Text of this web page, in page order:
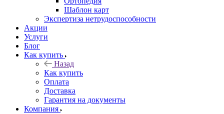
Шаблон карт
Экспертиза нетрудоспособности
Акции
Услуги
Блог
Как купить
Назад
Как купить
Оплата
Доставка
Гарантия на документы
Компания